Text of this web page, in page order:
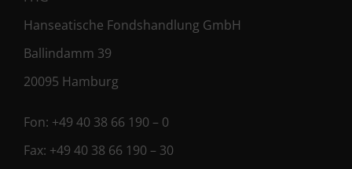
Hanseatische Fondshandlung GmbH
Ballindamm 39
20095 Hamburg
Fon: +49 40 38 66 190 – 0
Fax: +49 40 38 66 190 – 30